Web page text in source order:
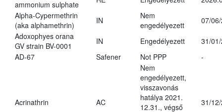
ammonium sulphate
Alpha-Cypermethrin
(aka alphamethrin)
IN
Nem
engedélyezett
07/
Adoxophyes orana
GV strain BV-0001
IN Engedélyezett
31/
AD-67
Safener Not PPP -
Acrinathrin AC
Nem
engedélyezett,
visszavonás
hatálya 2021.
12.31., végső
31/